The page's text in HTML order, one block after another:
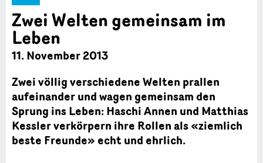
Zwei Welten gemeinsam im
Leben
11. November 2013
Zwei völlig verschiedene Welten prallen
aufeinander und wagen gemeinsam den
Sprung ins Leben: Haschi Annen und Matthias
Kessler verkörpern ihre Rollen als «ziemlich
beste Freunde» echt und ehrlich.